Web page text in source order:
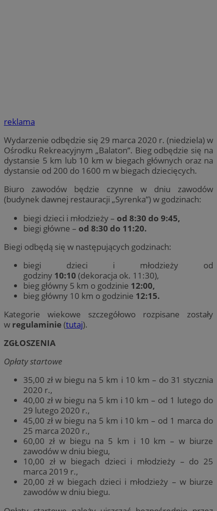
reklama
Wydarzenie odbędzie się 29 marca 2020 r. (niedziela) w
Ośrodku Rekreacyjnym „Balaton”. Bieg odbędzie się na
dystansie 5 km lub 10 km w biegach głównych oraz na
dystansie od 200 do 1600 m w biegach dziecięcych.
Biuro zawodów będzie czynne w dniu zawodów
(budynek dawnej restauracji „Syrenka”) w godzinach:
biegi dzieci i młodzieży – od 8:30 do 9:45,
biegi główne – od 8:30 do 11:20.
Biegi odbędą się w następujących godzinach:
biegi dzieci i młodzieży od
godziny 10:10 (dekoracja ok. 11:30),
bieg główny 5 km o godzinie 12:00,
bieg główny 10 km o godzinie 12:15.
Kategorie wiekowe szczegółowo rozpisane zostały
w regulaminie(tutaj).
ZGŁOSZENIA
Opłaty startowe
35,00 zł w biegu na 5 km i 10 km – do 31 stycznia
2020 r.,
40,00 zł w biegu na 5 km i 10 km – od 1 lutego do
29 lutego 2020 r.,
45,00 zł w biegu na 5 km i 10 km – od 1 marca do
25 marca 2020 r.,
60,00 zł w biegu na 5 km i 10 km – w biurze
zawodów w dniu biegu,
10,00 zł w biegach dzieci i młodzieży – do 25
marca 2019 r.,
20,00 zł w biegach dzieci i młodzieży – w biurze
zawodów w dniu biegu.